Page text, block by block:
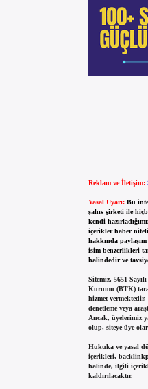
Reklam ve İletişim:
Yasal Uyarı: Bu
şahıs şirketi ile
kendi
içerikler haber
hakkında
isim benzerlikleri
halindedir ve
Sitemiz, 5651
Kurumu (BTK)
hizmet
denetleme veya
Ancak, üyelerimiz
olup, siteye üye
Hukuka ve yasal
içerikleri,
halinde, ilgili
kaldırılacaktır.